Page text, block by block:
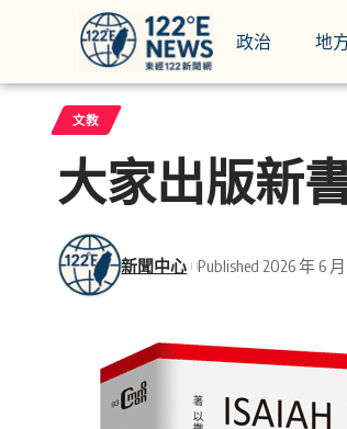
政治 地
文教
大家出版新
新聞中心 Published 2026 年 6 月